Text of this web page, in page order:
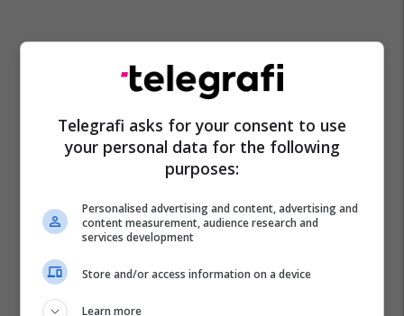
Telegrafi asks for your consent to use
your personal data for the following
purposes:
Personalised advertising and content, advertising and
content measurement, audience research and
services development
Store and/or access information on a device
Learn more